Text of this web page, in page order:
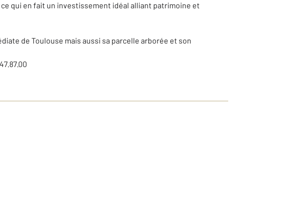
qui en fait un investissement idéal alliant patrimoine et
de Toulouse mais aussi sa parcelle arborée et son